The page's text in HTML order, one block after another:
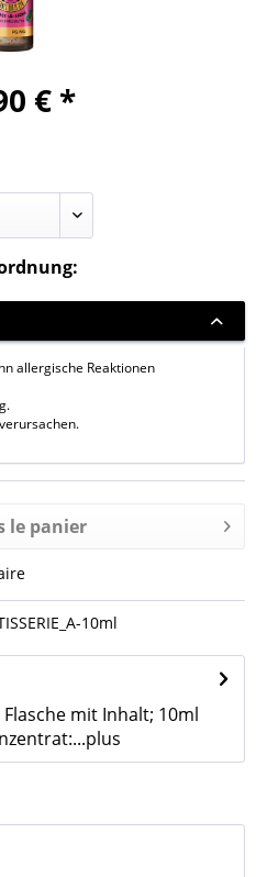
€ *
allergische Reaktionen
le panier
10ml
mit Inhalt; 10ml
plus